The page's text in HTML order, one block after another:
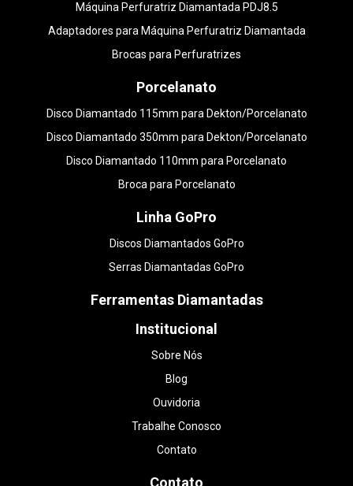
Máquina Perfuratriz Diamantada PDJ8.5
Adaptadores para Máquina Perfuratriz Diamantada
Brocas para Perfuratrizes
Porcelanato
Disco Diamantado 115mm para Dekton/Porcelanato
Disco Diamantado 350mm para Dekton/Porcelanato
Disco Diamantado 110mm para Porcelanato
Broca para Porcelanato
Linha GoPro
Discos Diamantados GoPro
Serras Diamantadas GoPro
Ferramentas Diamantadas
Institucional
Sobre Nós
Blog
Ouvidoria
Trabalhe Conosco
Contato
Contato